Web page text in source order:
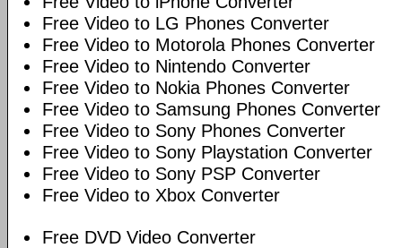
Free Video to LG Phones Converter
Free Video to Motorola Phones Converter
Free Video to Nintendo Converter
Free Video to Nokia Phones Converter
Free Video to Samsung Phones Converter
Free Video to Sony Phones Converter
Free Video to Sony Playstation Converter
Free Video to Sony PSP Converter
Free Video to Xbox Converter
Free DVD Video Converter